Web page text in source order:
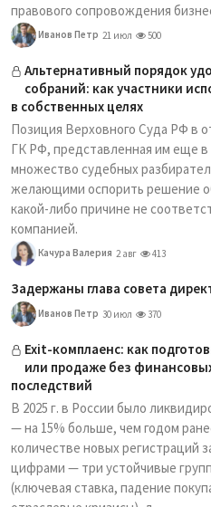
правового сопровождения
Иванов Петр 21 июл 500
Альтернативный порядок
собраний: как участники
в собственных целях
Позиция Верховного Суда РФ в
ГК РФ, представленная им еще в
множество судебных
желающими оспорить решение
какой-либо причине не
компанией.
Качура Валерия 2 авг 413
Задержаны глава совета
Иванов Петр 30 июл 370
Exit-комплаенс: как
или продаже без
последствий
В 2025 г. в России было
— на 15% больше, чем годом
количестве новых регистраций
цифрами — три устойчивые
(ключевая ставка, падение